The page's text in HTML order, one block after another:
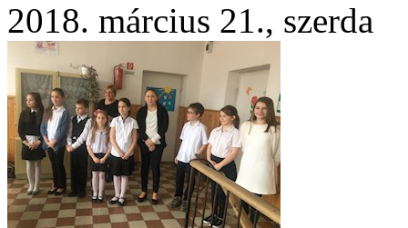
2018. március 21., szerda